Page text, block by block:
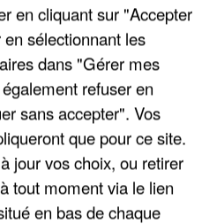
en cliquant sur "Accepter
sélectionnant les
dans "Gérer mes
refuser en
sans accepter". Vos
que pour ce site.
jour vos choix, ou retirer
tout moment via le lien
en bas de chaque